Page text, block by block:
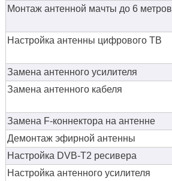
Монтаж антенной мачты до 6 метров
Настройка антенны цифрового ТВ
Замена антенного усилителя
Замена антенного кабеля
Замена F-коннектора на антенне
Демонтаж эфирной антенны
Настройка DVB-T2 ресивера
Настройка антенного усилителя